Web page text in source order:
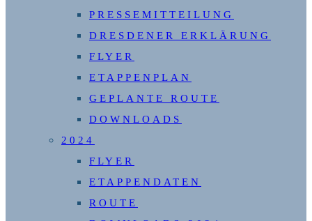
PRESSEMITTEILUNG
DRESDENER ERKLÄRUNG
FLYER
ETAPPENPLAN
GEPLANTE ROUTE
DOWNLOADS
2024
FLYER
ETAPPENDATEN
ROUTE